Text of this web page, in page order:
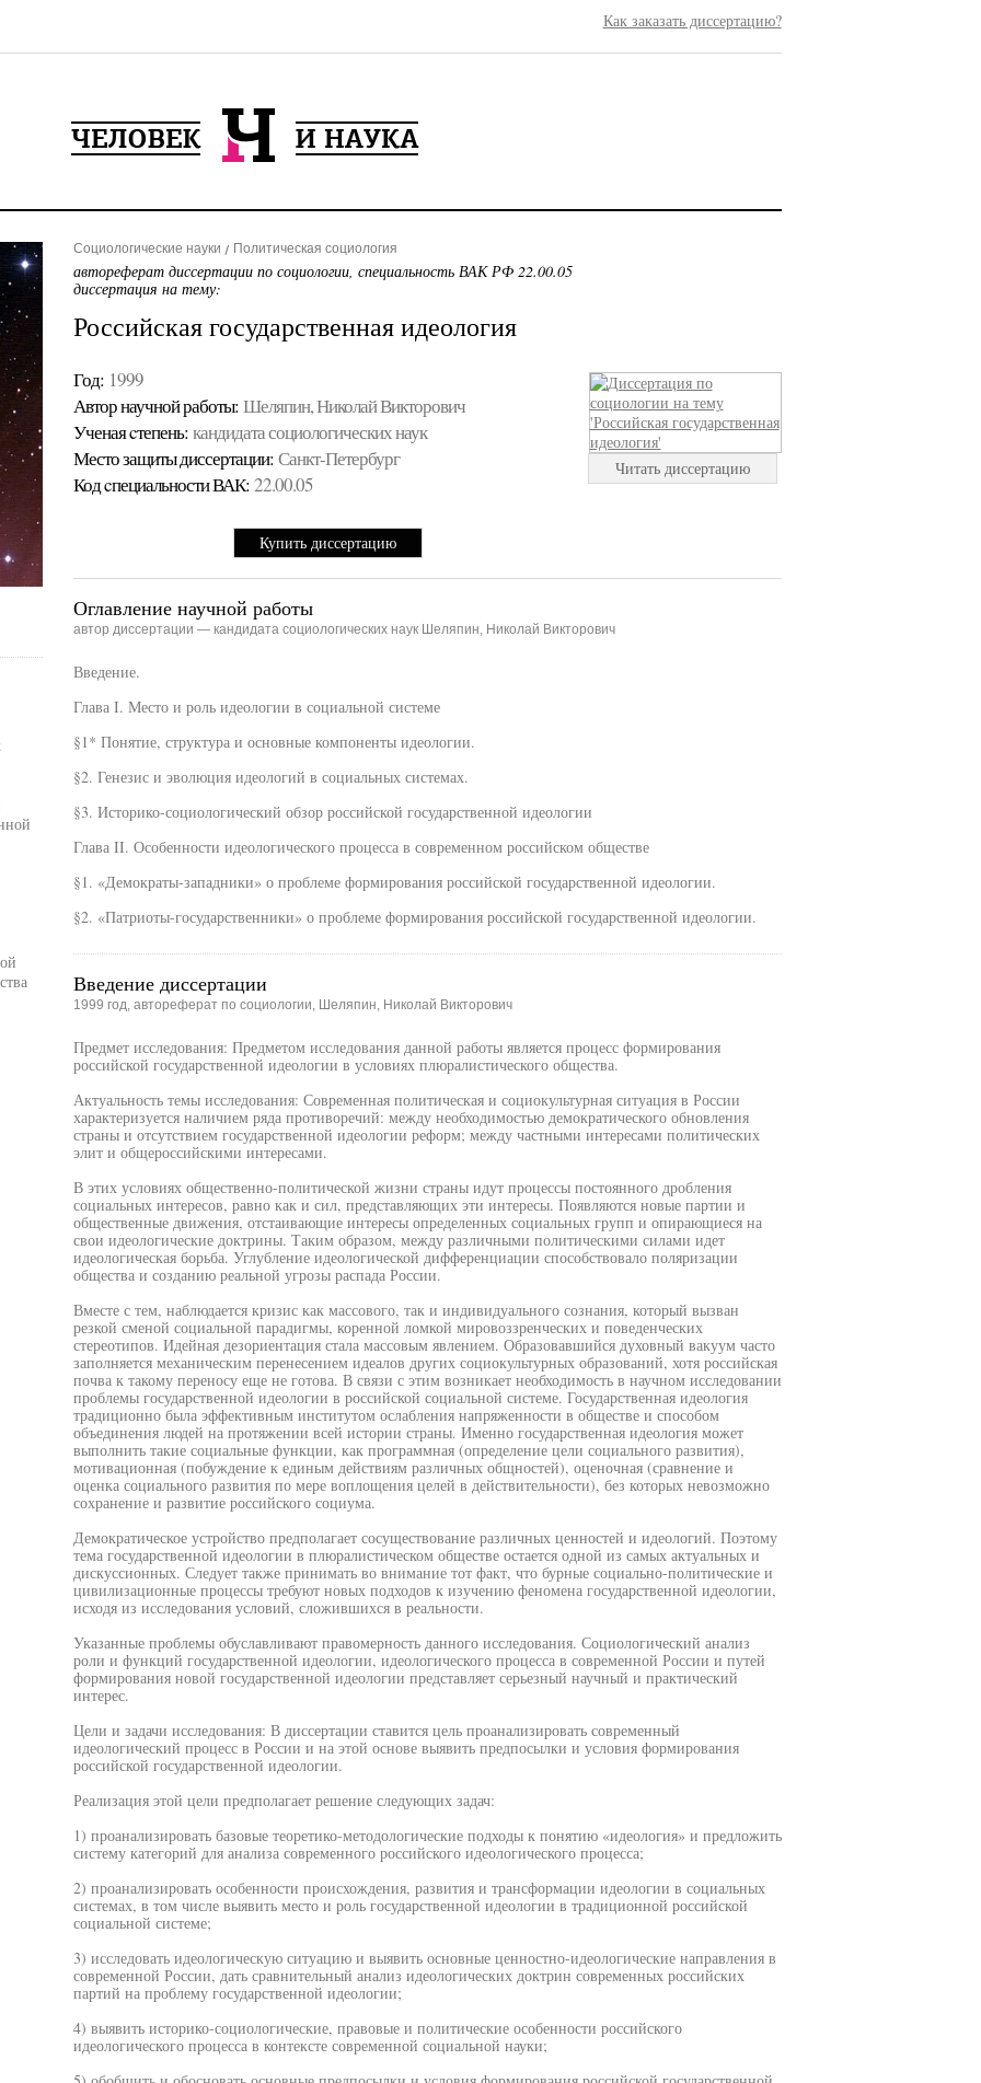
Как заказать диссертацию?
Социологические науки Политическая социология
автореферат диссертации по социологии, специальность ВАК РФ 22.00.05
диссертация на тему:
Российская государственная идеология
Год: 1999
Автор научной работы: Шеляпин, Николай Викторович
Ученая cтепень: кандидата социологических наук
Место защиты диссертации: Санкт-Петербург
Код cпециальности ВАК: 22.00.05
Купить диссертацию
Читать диссертацию
Оглавление научной работы
автор диссертации — кандидата социологических наук Шеляпин, Николай Викторович
Введение.
Глава I. Место и роль идеологии в социальной системе
§1* Понятие, структура и основные компоненты идеологии.
§2. Генезис и эволюция идеологий в социальных системах.
§3. Историко-социологический обзор российской государственной идеологии
Глава II. Особенности идеологического процесса в современном российском обществе
§1. «Демократы-западники» о проблеме формирования российской государственной идеологии.
§2. «Патриоты-государственники» о проблеме формирования российской государственной идеологии.
Введение диссертации
1999 год, автореферат по социологии, Шеляпин, Николай Викторович
Предмет исследования: Предметом исследования данной работы является процесс формирования
российской государственной идеологии в условиях плюралистического общества.
Актуальность темы исследования: Современная политическая и социокультурная ситуация в России
характеризуется наличием ряда противоречий: между необходимостью демократического обновления
страны и отсутствием государственной идеологии реформ; между частными интересами политических
элит и общероссийскими интересами.
В этих условиях общественно-политической жизни страны идут процессы постоянного дробления
социальных интересов, равно как и сил, представляющих эти интересы. Появляются новые партии и
общественные движения, отстаивающие интересы определенных социальных групп и опирающиеся на
свои идеологические доктрины. Таким образом, между различными политическими силами идет
идеологическая борьба. Углубление идеологической дифференциации способствовало поляризации
общества и созданию реальной угрозы распада России.
Вместе с тем, наблюдается кризис как массового, так и индивидуального сознания, который вызван
резкой сменой социальной парадигмы, коренной ломкой мировоззренческих и поведенческих
стереотипов. Идейная дезориентация стала массовым явлением. Образовавшийся духовный вакуум часто
заполняется механическим перенесением идеалов других социокультурных образований, хотя российская
почва к такому переносу еще не готова. В связи с этим возникает необходимость в научном исследовании
проблемы государственной идеологии в российской социальной системе. Государственная идеология
традиционно была эффективным институтом ослабления напряженности в обществе и способом
объединения людей на протяжении всей истории страны. Именно государственная идеология может
выполнить такие социальные функции, как программная (определение цели социального развития),
мотивационная (побуждение к единым действиям различных общностей), оценочная (сравнение и
оценка социального развития по мере воплощения целей в действительности), без которых невозможно
сохранение и развитие российского социума.
Демократическое устройство предполагает сосуществование различных ценностей и идеологий. Поэтому
тема государственной идеологии в плюралистическом обществе остается одной из самых актуальных и
дискуссионных. Следует также принимать во внимание тот факт, что бурные социально-политические и
цивилизационные процессы требуют новых подходов к изучению феномена государственной идеологии,
исходя из исследования условий, сложившихся в реальности.
Указанные проблемы обуславливают правомерность данного исследования. Социологический анализ
роли и функций государственной идеологии, идеологического процесса в современной России и путей
формирования новой государственной идеологии представляет серьезный научный и практический
интерес.
Цели и задачи исследования: В диссертации ставится цель проанализировать современный
идеологический процесс в России и на этой основе выявить предпосылки и условия формирования
российской государственной идеологии.
Реализация этой цели предполагает решение следующих задач:
1) проанализировать базовые теоретико-методологические подходы к понятию «идеология» и предложить
систему категорий для анализа современного российского идеологического процесса;
2) проанализировать особенности происхождения, развития и трансформации идеологии в социальных
системах, в том числе выявить место и роль государственной идеологии в традиционной российской
социальной системе;
3) исследовать идеологическую ситуацию и выявить основные ценностно-идеологические направления в
современной России, дать сравнительный анализ идеологических доктрин современных российских
партий на проблему государственной идеологии;
4) выявить историко-социологические, правовые и политические особенности российского
идеологического процесса в контексте современной социальной науки;